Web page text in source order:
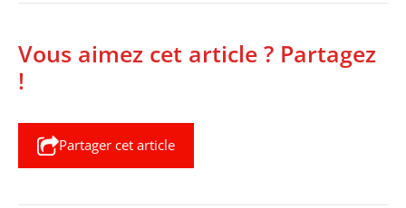
Vous aimez cet article ? Partagez
!
Partager cet article